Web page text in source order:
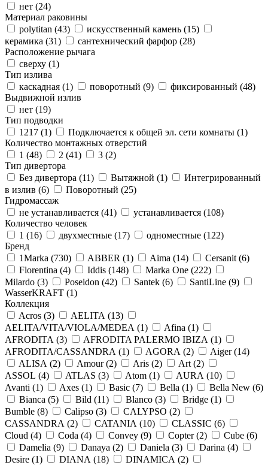
нет (24)
Материал раковины
polytitan (43) искусственный камень (15)
керамика (31) сантехнический фарфор (28)
Расположение рычага
сверху (1)
Тип излива
каскадная (1) поворотный (9) фиксированный (48)
Выдвижной излив
нет (19)
Тип подводки
1217 (1) Подключается к общей эл. сети комнаты (1)
Количество монтажных отверстий
1 (48) 2 (41) 3 (2)
Тип дивертора
Без дивертора (11) Вытяжной (1)
Интегрированный
в излив (6) Поворотный (25)
Гидромассаж
не устанавливается (41) устанавливается (108)
Количество человек
1 (16) двухместные (17) одноместные (122)
Бренд
1Marka (730) ABBER (1) Aima (14) Cersanit (6)
Florentina (4) Iddis (148) Marka One (222)
Milardo (3) Poseidon (42) Santek (6) SantiLine (9)
WasserKRAFT (1)
Коллекция
Acros (3) AELITA (13)
AELITA/VITA/VIOLA/MEDEA (1) Afina (1)
AFRODITA (3) AFRODITA PALERMO IBIZA (1)
AFRODITA/CASSANDRA (1) AGORA (2) Aiger (14)
ALISA (2) Amour (2) Aris (2) Art (2)
ASSOL (4) ATLAS (3) Atom (1) AURA (10)
Avanti (1) Axes (1) Basic (7) Bella (1) Bella New (6)
Bianca (5) Bild (11) Blanco (3) Bridge (1)
Bumble (8) Calipso (3) CALYPSO (2)
CASSANDRA (2) CATANIA (10) CLASSIC (6)
Cloud (4) Coda (4) Convey (9) Copter (2) Cube (6)
Damelia (9) Danaya (2) Daniela (3) Darina (4)
Desire (1) DIANA (18) DINAMICA (2)